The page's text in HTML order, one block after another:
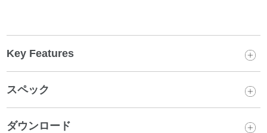
Key Features
スペック
ダウンロード